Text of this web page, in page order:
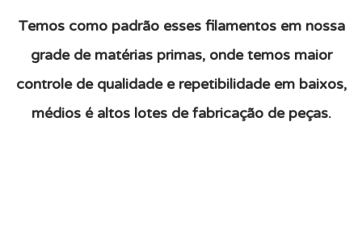
Temos como padrão esses filamentos em nossa
grade de matérias primas, onde temos maior
controle de qualidade e repetibilidade em baixos,
médios é altos lotes de fabricação de peças.